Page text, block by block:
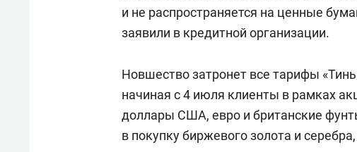
и не распространяется на ценные
заявили в кредитной организации.
Новшество затронет все тарифы
начиная с 4 июля клиенты в рамках
доллары США, евро и британские
в покупку биржевого золота и